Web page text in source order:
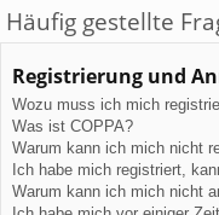
Häufig gestellte
Registrierung und
Wozu muss ich mich
Was ist COPPA?
Warum kann ich mich nicht
Ich habe mich registriert,
Warum kann ich mich nicht